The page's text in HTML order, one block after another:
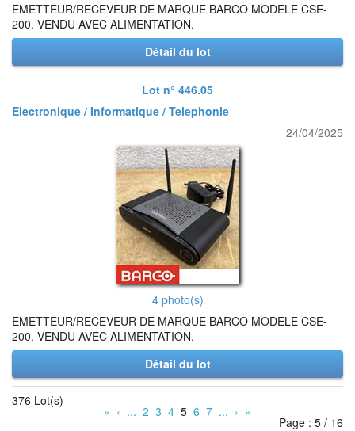
EMETTEUR/RECEVEUR DE MARQUE BARCO MODELE CSE-
200. VENDU AVEC ALIMENTATION.
Détail du lot
Lot n° 446.05
Electronique / Informatique / Telephonie
24/04/2025
4 photo(s)
EMETTEUR/RECEVEUR DE MARQUE BARCO MODELE CSE-
200. VENDU AVEC ALIMENTATION.
Détail du lot
376 Lot(s)
« ‹ ... 2 3 4 5 6 7 ... › »
Page : 5 / 16